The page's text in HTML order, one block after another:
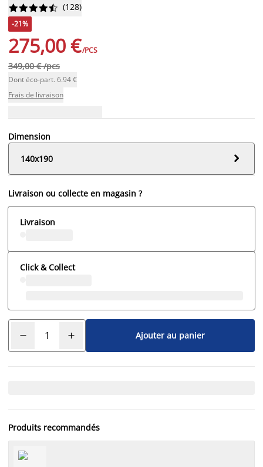





 (128)
-21%
275,00 €/PCS
349,00 € /pcs
Dont éco-part. 6.94 €
Frais de livraison
Dimension
140x190

Livraison ou collecte en magasin ?
Livraison
Click & Collect
Ajouter au panier
Produits recommandés